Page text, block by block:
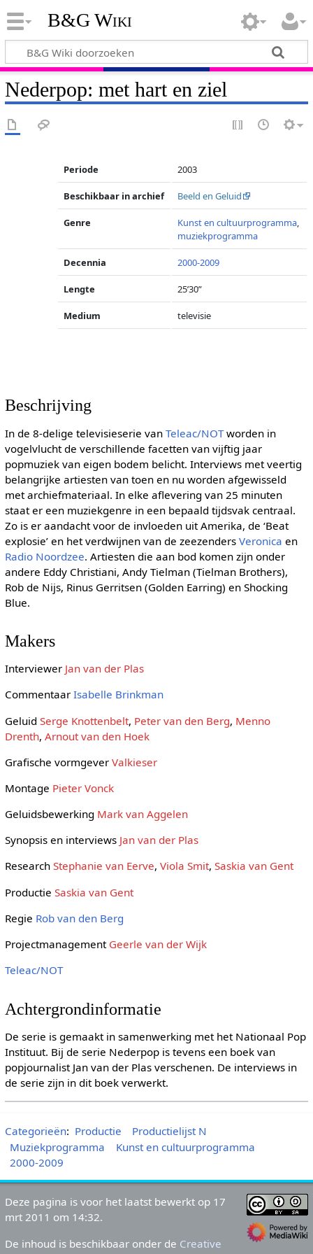
B&G Wiki
Nederpop: met hart en ziel
Periode 2003
Beschikbaar in archief Beeld en Geluid
Genre Kunst en cultuurprogramma,
muziekprogramma
Decennia 2000-2009
Lengte 25’30”
Medium televisie
Beschrijving
In de 8-delige televisieserie van Teleac/NOTworden in
vogelvlucht de verschillende facetten van vijftig jaar
popmuziek van eigen bodem belicht. Interviews met veertig
belangrijke artiesten van toen en nu worden afgewisseld
met archiefmateriaal. In elke aflevering van 25 minuten
staat er een muziekgenre in een bepaald tijdsvak centraal.
Zo is er aandacht voor de invloeden uit Amerika, de ‘Beat
explosie’ en het verdwijnen van de zeezenders Veronica en
Radio Noordzee. Artiesten die aan bod komen zijn onder
andere Eddy Christiani, Andy Tielman (Tielman Brothers),
Rob de Nijs, Rinus Gerritsen (Golden Earring) en Shocking
Blue.
Makers
Interviewer Jan van der Plas
Commentaar Isabelle Brinkman
Geluid Serge Knottenbelt, Peter van den Berg, Menno
Drenth, Arnout van den Hoek
Grafische vormgever Valkieser
Montage Pieter Vonck
Geluidsbewerking Mark van Aggelen
Synopsis en interviews Jan van der Plas
Research Stephanie van Eerve, Viola Smit, Saskia van Gent
Productie Saskia van Gent
Regie Rob van den Berg
Projectmanagement Geerle van der Wijk
Teleac/NOT
Achtergrondinformatie
De serie is gemaakt in samenwerking met het Nationaal Pop
Instituut. Bij de serie Nederpop is tevens een boek van
popjournalist Jan van der Plas verschenen. De interviews in
de serie zijn in dit boek verwerkt.
Categorieën: Productie
Productielijst N
Muziekprogramma
Kunst en cultuurprogramma
2000-2009
Deze pagina is voor het laatst bewerkt op 17
mrt 2011 om 14:32.
De inhoud is beschikbaar onder de Creative